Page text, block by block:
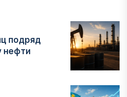
подряд
нефти